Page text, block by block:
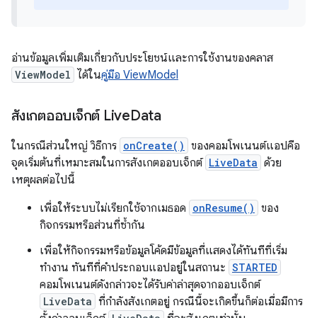
อ่านข้อมูลเพิ่มเติมเกี่ยวกับประโยชน์และการใช้งานของคลาส
ViewModel ได้ในคู่มือ ViewModel
สังเกตออบเจ็กต์ LiveData
ในกรณีส่วนใหญ่ วิธีการ onCreate() ของคอมโพเนนต์แอปคือ
จุดเริ่มต้นที่เหมาะสมในการสังเกตออบเจ็กต์ LiveData ด้วย
เหตุผลต่อไปนี้
เพื่อให้ระบบไม่เรียกใช้จากเมธอด onResume() ของ
กิจกรรมหรือส่วนที่ซ้ำกัน
เพื่อให้กิจกรรมหรือข้อมูลโค้ดมีข้อมูลที่แสดงได้ทันทีที่เริ่ม
ทำงาน ทันทีที่คําประกอบแอปอยู่ในสถานะ STARTED
คอมโพเนนต์ดังกล่าวจะได้รับค่าล่าสุดจากออบเจ็กต์
LiveData ที่กำลังสังเกตอยู่ กรณีนี้จะเกิดขึ้นก็ต่อเมื่อมีการ